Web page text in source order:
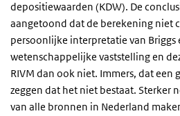
depositiewaarden (KDW). De
aangetoond dat de berekening niet
persoonlijke interpretatie van Briggs
wetenschappelijke vaststelling en
RIVM dan ook niet. Immers, dat een
zeggen dat het niet bestaat. Sterker
van alle bronnen in Nederland